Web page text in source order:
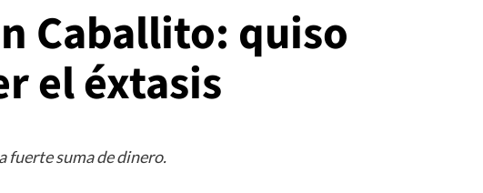
Caballito: quiso
el éxtasis
fuerte suma de dinero.